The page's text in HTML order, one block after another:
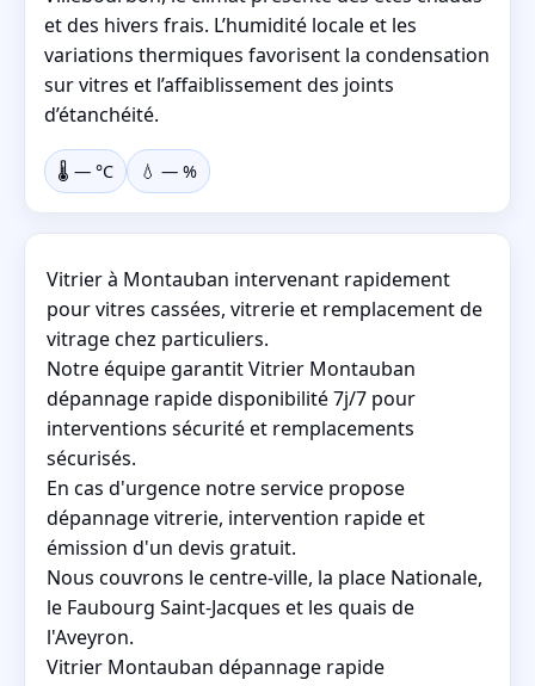
et des hivers frais. L’humidité locale et les
variations thermiques favorisent la condensation
sur vitres et l’affaiblissement des joints
d’étanchéité.
🌡️ — °C 💧 — %
Vitrier à Montauban intervenant rapidement
pour vitres cassées, vitrerie et remplacement de
vitrage chez particuliers.
Notre équipe garantit Vitrier Montauban
dépannage rapide disponibilité 7j/7 pour
interventions sécurité et remplacements
sécurisés.
En cas d'urgence notre service propose
dépannage vitrerie, intervention rapide et
émission d'un devis gratuit.
Nous couvrons le centre-ville, la place Nationale,
le Faubourg Saint-Jacques et les quais de
l'Aveyron.
Vitrier Montauban dépannage rapide